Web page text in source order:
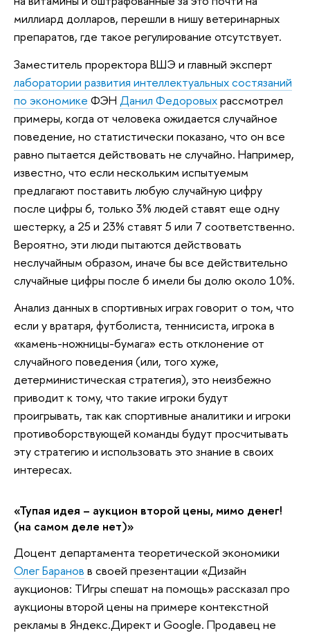
миллиард долларов, перешли в нишу ветеринарных
препаратов, где такое регулирование отсутствует.
Заместитель проректора ВШЭ и главный эксперт
лаборатории развития интеллектуальных состязаний
по экономике ФЭН Данил Федоровыхрассмотрел
примеры, когда от человека ожидается случайное
поведение, но статистически показано, что он все
равно пытается действовать не случайно. Например,
известно, что если нескольким испытуемым
предлагают поставить любую случайную цифру
после цифры 6, только 3% людей ставят еще одну
шестерку, а 25 и 23% ставят 5 или 7 соответственно.
Вероятно, эти люди пытаются действовать
неслучайным образом, иначе бы все действительно
случайные цифры после 6 имели бы долю около 10%.
Анализ данных в спортивных играх говорит о том, что
если у вратаря, футболиста, теннисиста, игрока в
«камень-ножницы-бумага» есть отклонение от
случайного поведения (или, того хуже,
детерминистическая стратегия), это неизбежно
приводит к тому, что такие игроки будут
проигрывать, так как спортивные аналитики и игроки
противоборствующей команды будут просчитывать
эту стратегию и использовать это знание в своих
интересах.
«Тупая идея – аукцион второй цены, мимо денег!
(на самом деле нет)»
Доцент департамента теоретической экономики
Олег Баранов в своей презентации «Дизайн
аукционов: ТИгры спешат на помощь» рассказал про
аукционы второй цены на примере контекстной
рекламы в Яндекс.Директ и Google. Продавец не